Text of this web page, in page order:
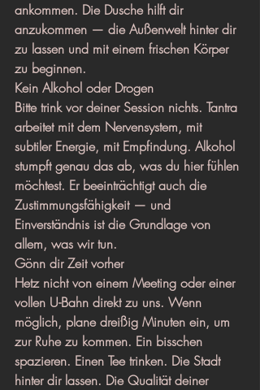
ankommen. Die Dusche hilft dir
anzukommen — die Außenwelt hinter dir
zu lassen und mit einem frischen Körper
zu beginnen.
Kein Alkohol oder Drogen
Bitte trink vor deiner Session nichts. Tantra
arbeitet mit dem Nervensystem, mit
subtiler Energie, mit Empfindung. Alkohol
stumpft genau das ab, was du hier fühlen
möchtest. Er beeinträchtigt auch die
Zustimmungsfähigkeit — und
Einverständnis ist die Grundlage von
allem, was wir tun.
Gönn dir Zeit vorher
Hetz nicht von einem Meeting oder einer
vollen U-Bahn direkt zu uns. Wenn
möglich, plane dreißig Minuten ein, um
zur Ruhe zu kommen. Ein bisschen
spazieren. Einen Tee trinken. Die Stadt
hinter dir lassen. Die Qualität deiner